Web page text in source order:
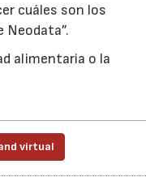
cuáles son los
Neodata”.
alimentaria o la
virtual